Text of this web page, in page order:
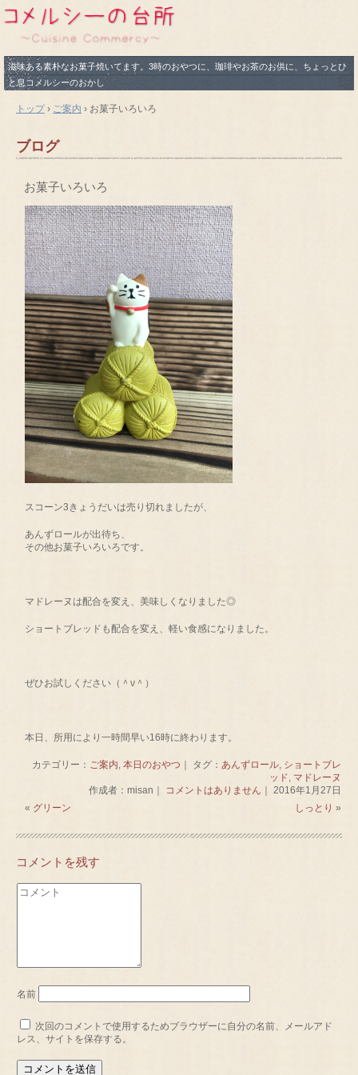
滋味ある素朴なお菓子焼いてます。3時のおやつに、珈琲やお茶のお供に、ちょっとひ
と息コメルシーのおかし
トップ› ご案内 › お菓子いろいろ
ブログ
お菓子いろいろ
スコーン3きょうだいは売り切れましたが、
あんずロールが出待ち、
その他お菓子いろいろです。
マドレーヌは配合を変え、美味しくなりました◎
ショートブレッドも配合を変え、軽い食感になりました。
ぜひお試しください（＾ν＾）
本日、所用により一時間早い16時に終わります。
カテゴリー： ご案内, 本日のおやつ ｜ タグ： あんずロール, ショートブレ
ッド, マドレーヌ
作成者：misan｜
コメントはありません ｜ 2016年1月27日
« グリーン しっとり »
コメントを残す
名前
次回のコメントで使用するためブラウザーに自分の名前、メールアド
レス、サイトを保存する。